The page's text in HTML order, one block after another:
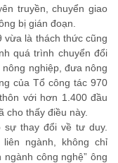
truyền, chuyển giao
bị gián đoạn.
vừa là thách thức cũng
quá trình chuyển đổi
nghiệp, đưa nông
của Tổ công tác 970
với hơn 1.400 đầu
cho thấy điều này.
sự thay đổi về tư duy.
ngành, không chỉ
công nghệ” ông